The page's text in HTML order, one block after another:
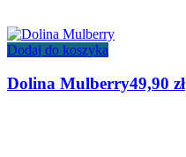
Dodaj do koszyka
Dolina Mulberry49,90 zł